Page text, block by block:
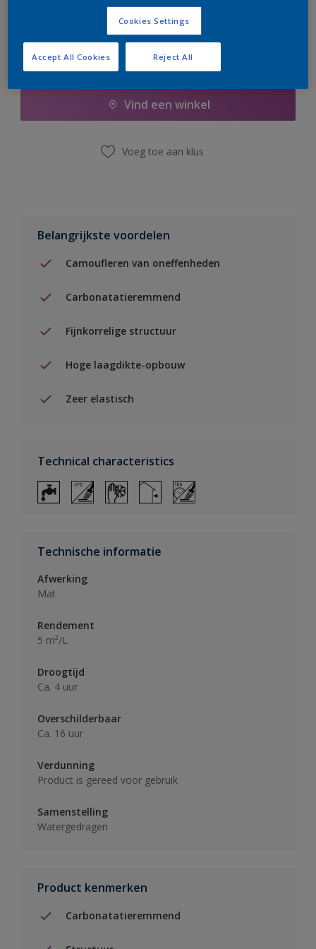
Boodschappenlijst
Vind een winkel
Voeg toe aan klus
Belangrijkste voordelen
Camoufleren van oneffenheden
Carbonatatieremmend
Fijnkorrelige structuur
Hoge laagdikte-opbouw
Zeer elastisch
Technical characteristics
Technische informatie
Afwerking
Mat
Rendement
5 m²/L
Droogtijd
Ca. 4 uur
Overschilderbaar
Ca. 16 uur
Verdunning
Product is gereed voor gebruik
Samenstelling
Watergedragen
Product kenmerken
Carbonatatieremmend
Cookies Settings
Reject All
Accept All Cookies